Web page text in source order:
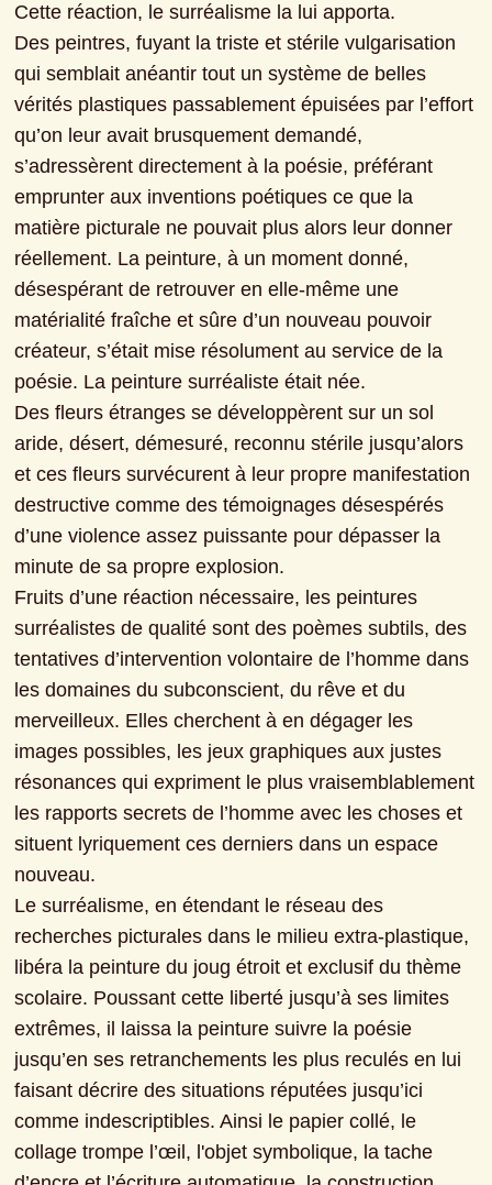
Cette réaction, le surréalisme la lui apporta.
Des peintres, fuyant la triste et stérile vulgarisation
qui semblait anéantir tout un système de belles
vérités plastiques passablement épuisées par l’effort
qu’on leur avait brusquement demandé,
s’adressèrent directement à la poésie, préférant
emprunter aux inventions poétiques ce que la
matière picturale ne pouvait plus alors leur donner
réellement. La peinture, à un moment donné,
désespérant de retrouver en elle-même une
matérialité fraîche et sûre d’un nouveau pouvoir
créateur, s’était mise résolument au service de la
poésie. La peinture surréaliste était née.
Des fleurs étranges se développèrent sur un sol
aride, désert, démesuré, reconnu stérile jusqu’alors
et ces fleurs survécurent à leur propre manifestation
destructive comme des témoignages désespérés
d’une violence assez puissante pour dépasser la
minute de sa propre explosion.
Fruits d’une réaction nécessaire, les peintures
surréalistes de qualité sont des poèmes subtils, des
tentatives d’intervention volontaire de l’homme dans
les domaines du subconscient, du rêve et du
merveilleux. Elles cherchent à en dégager les
images possibles, les jeux graphiques aux justes
résonances qui expriment le plus vraisemblablement
les rapports secrets de l’homme avec les choses et
situent lyriquement ces derniers dans un espace
nouveau.
Le surréalisme, en étendant le réseau des
recherches picturales dans le milieu extra-plastique,
libéra la peinture du joug étroit et exclusif du thème
scolaire. Poussant cette liberté jusqu’à ses limites
extrêmes, il laissa la peinture suivre la poésie
jusqu’en ses retranchements les plus reculés en lui
faisant décrire des situations réputées jusqu’ici
comme indescriptibles. Ainsi le papier collé, le
collage trompe l’œil, l'objet symbolique, la tache